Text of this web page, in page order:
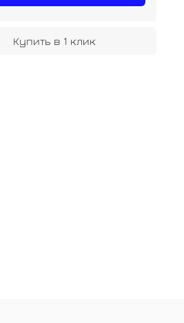
Купить в 1 клик